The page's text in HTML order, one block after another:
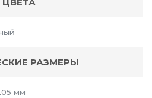
РАЗМЕРЫ
мм